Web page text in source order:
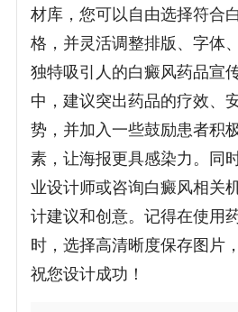
材库，您可以自由选择符合
格，并灵活调整排版、字体
独特吸引人的白癜风药品宣
中，建议突出药品的疗效、
势，并加入一些鼓励患者积
素，让海报更具感染力。同
业设计师或咨询白癜风相关
计建议和创意。记得在使用
时，选择高清晰度保存图片
祝您设计成功！